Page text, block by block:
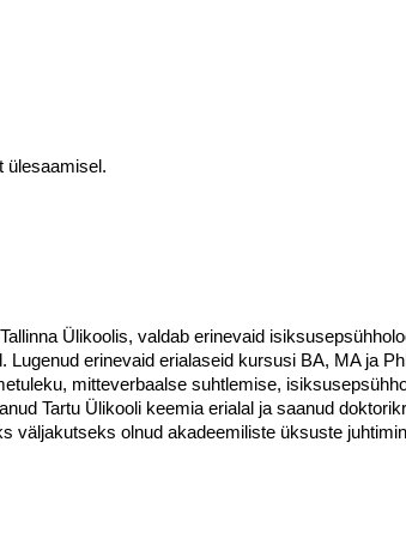
ülesaamisel.
Ülikoolis, valdab erinevaid
erinevaid erialaseid kursusi BA, MA ja
mitteverbaalse suhtlemise,
Tartu Ülikooli keemia erialal ja saanud
väljakutseks olnud akadeemiliste üksuste